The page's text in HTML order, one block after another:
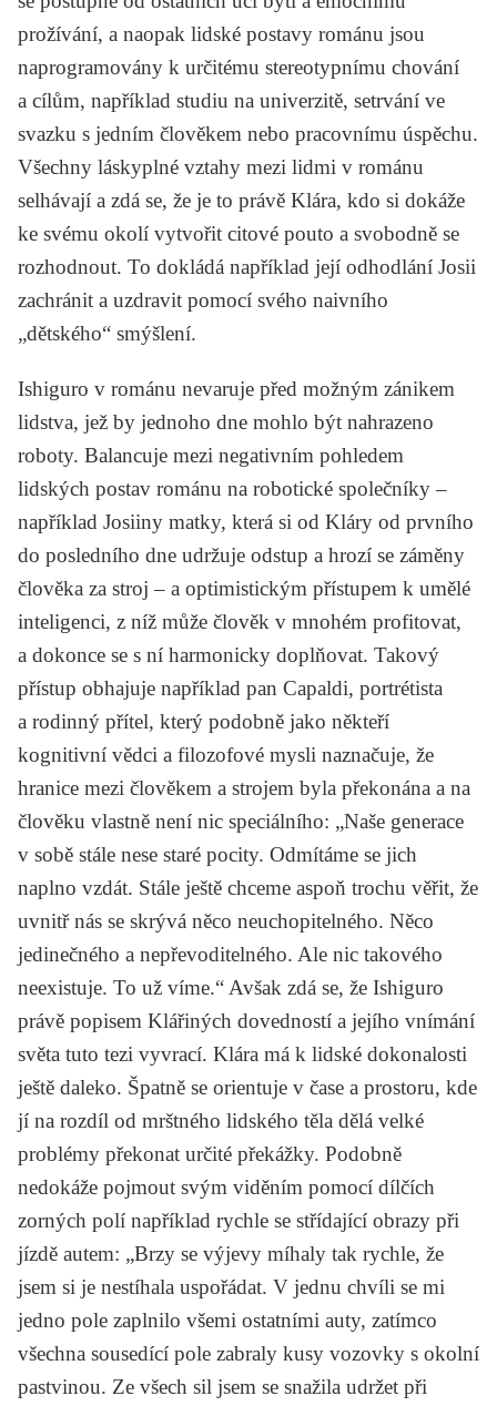
prožívání, a naopak lidské postavy románu jsou
naprogramovány k určitému stereotypnímu chování
a cílům, například studiu na univerzitě, setrvání ve
svazku s jedním člověkem nebo pracovnímu úspěchu.
Všechny láskyplné vztahy mezi lidmi v románu
selhávají a zdá se, že je to právě Klára, kdo si dokáže
ke svému okolí vytvořit citové pouto a svobodně se
rozhodnout. To dokládá například její odhodlání Josii
zachránit a uzdravit pomocí svého naivního
„dětského“ smýšlení.
Ishiguro v románu nevaruje před možným zánikem
lidstva, jež by jednoho dne mohlo být nahrazeno
roboty. Balancuje mezi negativním pohledem
lidských postav románu na robotické společníky –
například Josiiny matky, která si od Kláry od prvního
do posledního dne udržuje odstup a hrozí se záměny
člověka za stroj – a optimistickým přístupem k umělé
inteligenci, z níž může člověk v mnohém profitovat,
a dokonce se s ní harmonicky doplňovat. Takový
přístup obhajuje například pan Capaldi, portrétista
a rodinný přítel, který podobně jako někteří
kognitivní vědci a filozofové mysli naznačuje, že
hranice mezi člověkem a strojem byla překonána a na
člověku vlastně není nic speciálního: „Naše generace
v sobě stále nese staré pocity. Odmítáme se jich
naplno vzdát. Stále ještě chceme aspoň trochu věřit, že
uvnitř nás se skrývá něco neuchopitelného. Něco
jedinečného a nepřevoditelného. Ale nic takového
neexistuje. To už víme.“ Avšak zdá se, že Ishiguro
právě popisem Klářiných dovedností a jejího vnímání
světa tuto tezi vyvrací. Klára má k lidské dokonalosti
ještě daleko. Špatně se orientuje v čase a prostoru, kde
jí na rozdíl od mrštného lidského těla dělá velké
problémy překonat určité překážky. Podobně
nedokáže pojmout svým viděním pomocí dílčích
zorných polí například rychle se střídající obrazy při
jízdě autem: „Brzy se výjevy míhaly tak rychle, že
jsem si je nestíhala uspořádat. V jednu chvíli se mi
jedno pole zaplnilo všemi ostatními auty, zatímco
všechna sousedící pole zabraly kusy vozovky s okolní
pastvinou. Ze všech sil jsem se snažila udržet při